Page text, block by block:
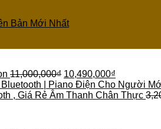
Bản Mới Nhất
11,000,000₫ 10,490,000₫
| Piano Điện Cho Người
, Giá Rẻ Âm Thanh Chân Thực